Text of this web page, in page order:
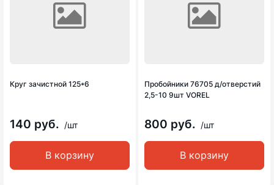
Круг зачистной 125*6
140 руб. /шт
В корзину
Пробойники 76705 д/отверстий
2,5-10 9шт VOREL
800 руб. /шт
В корзину